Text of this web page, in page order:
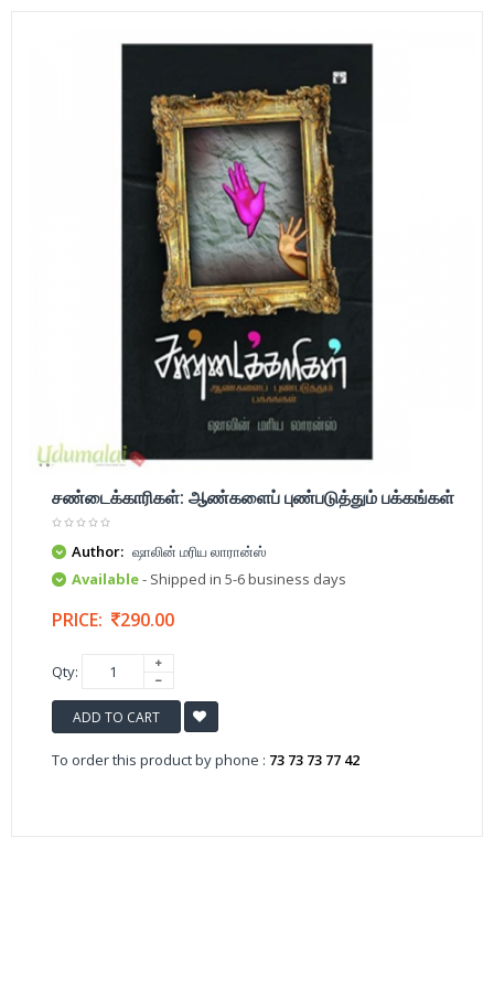
சண்டைக்காரிகள்: ஆண்களைப் புண்படுத்தும் பக்கங்கள்
Author: ஷாலின் மரிய லாரான்ஸ்
Available- Shipped in 5-6 business days
PRICE: 290.00
Qty:
ADD TO CART
To order this product by phone : 73 73 73 77 42